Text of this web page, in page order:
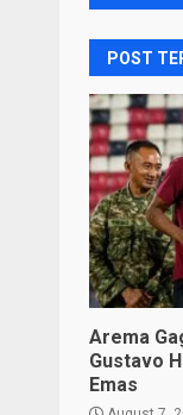
POST
Arema
Gustavo
Emas